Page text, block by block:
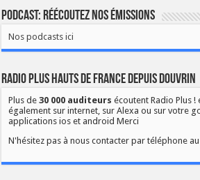
Podcast: Réécoutez nos émissions
Nos podcasts ici
Radio Plus Hauts de France depuis Douvrin
Plus de30 000 auditeurs écoutent Radio Plus !
également sur internet, sur Alexa ou sur votre
applications ios et android Merci
N'hésitez pas à nous contacter par téléphone au